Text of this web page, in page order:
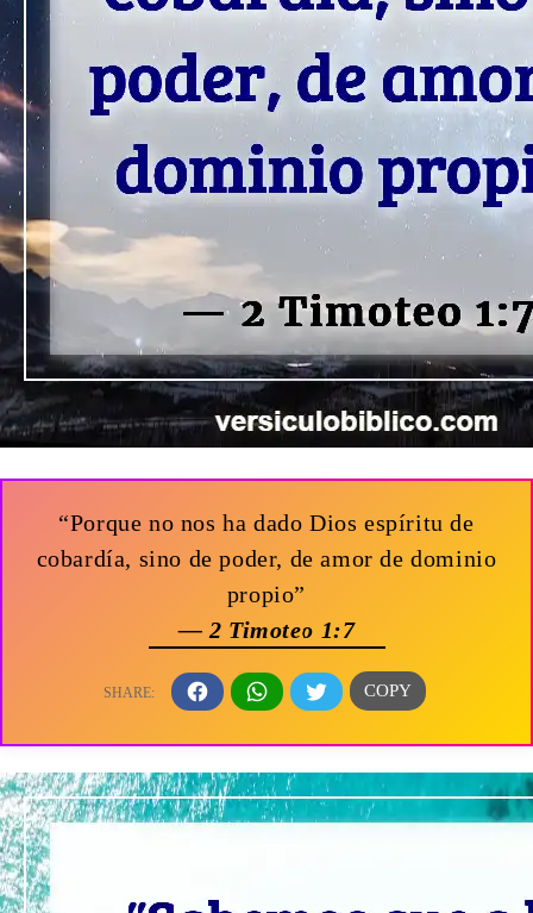
“Porque no nos ha dado Dios espíritu de
cobardía, sino de poder, de amor de dominio
propio”
— 2 Timoteo 1:7